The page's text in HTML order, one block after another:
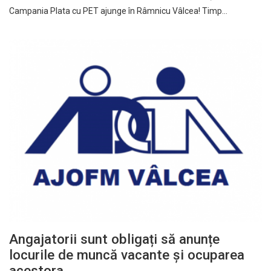
Campania Plata cu PET ajunge în Râmnicu Vâlcea! Timp…
Angajatorii sunt obligați să anunțe
locurile de muncă vacante și ocuparea